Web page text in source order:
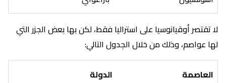
لا تقتصر أوقيانوسيا على استراليا فقط، لكن بها بعض الجزر التي
لها عواصم، وذلك من خلال الجدول التالي:
العاصمة
الدولة